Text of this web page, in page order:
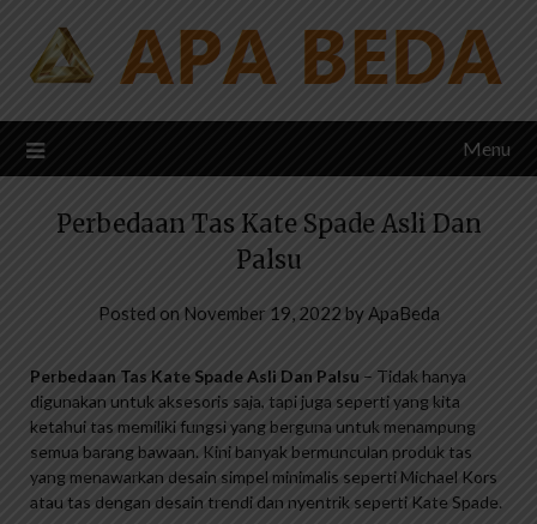
content
Menu
Perbedaan Tas Kate Spade Asli Dan
Palsu
Posted on November 19, 2022 byApaBeda
Perbedaan Tas Kate Spade Asli Dan Palsu – Tidak hanya
digunakan untuk aksesoris saja, tapi juga seperti yang kita
ketahui tas memiliki fungsi yang berguna untuk menampung
semua barang bawaan. Kini banyak bermunculan produk tas
yang menawarkan desain simpel minimalis seperti Michael Kors
atau tas dengan desain trendi dan nyentrik seperti Kate Spade.